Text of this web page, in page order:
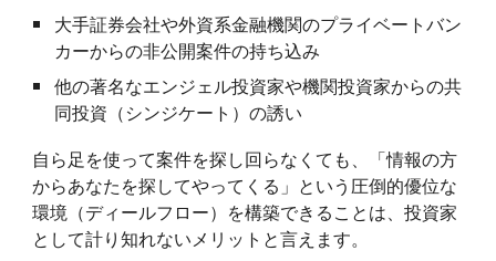
大手証券会社や外資系金融機関のプライベートバン
カーからの非公開案件の持ち込み
他の著名なエンジェル投資家や機関投資家からの共
同投資（シンジケート）の誘い
自ら足を使って案件を探し回らなくても、「情報の方
からあなたを探してやってくる」という圧倒的優位な
環境（ディールフロー）を構築できることは、投資家
として計り知れないメリットと言えます。